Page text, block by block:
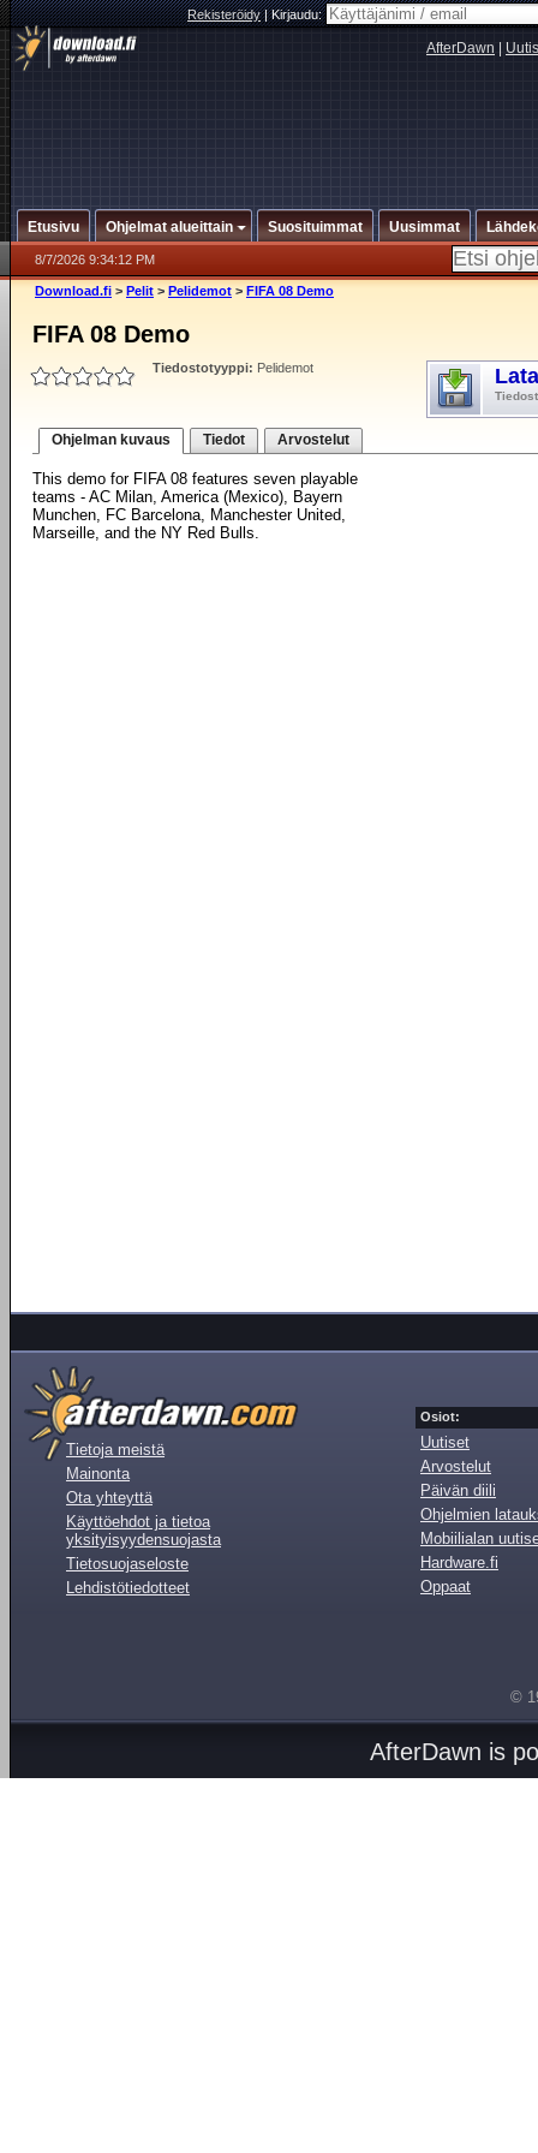
Rekisteröidy|Kirjaudu:
AfterDawn
Etusivu Ohjelmat alueittain Suosituimmat Uusimmat
8/7/2026 9:34:12 PM
Download.fi > Pelit > Pelidemot > FIFA 08 Demo
FIFA 08 Demo
Tiedostotyyppi: Pelidemot
Ohjelman kuvaus Tiedot Arvostelut
This demo for FIFA 08 features seven playable
teams - AC Milan, America (Mexico), Bayern
Munchen, FC Barcelona, Manchester United,
Marseille, and the NY Red Bulls.
Tietoja meistä
Mainonta
Ota yhteyttä
Käyttöehdot ja tietoa
yksityisyydensuojasta
Tietosuojaseloste
Lehdistötiedotteet
Osiot:
Uutiset
Arvostelut
Päivän diili
Ohjelmien
Mobiilialan
Hardware.fi
Oppaat
©
AfterDawn is